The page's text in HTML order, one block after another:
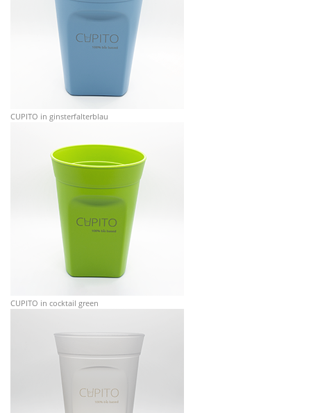
CUPITO in ginsterfalterblau
CUPITO in cocktail green